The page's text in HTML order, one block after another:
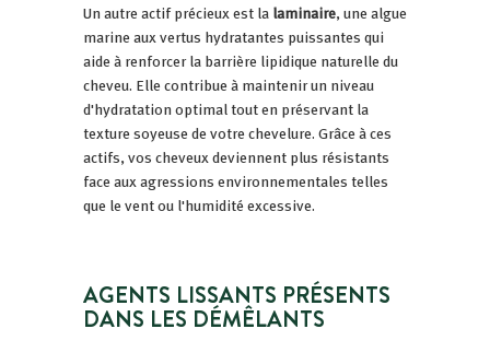
Un autre actif précieux est lalaminaire, une algue
marine aux vertus hydratantes puissantes qui
aide à renforcer la barrière lipidique naturelle du
cheveu. Elle contribue à maintenir un niveau
d'hydratation optimal tout en préservant la
texture soyeuse de votre chevelure. Grâce à ces
actifs, vos cheveux deviennent plus résistants
face aux agressions environnementales telles
que le vent ou l'humidité excessive.
AGENTS LISSANTS PRÉSENTS
DANS LES DÉMÊLANTS